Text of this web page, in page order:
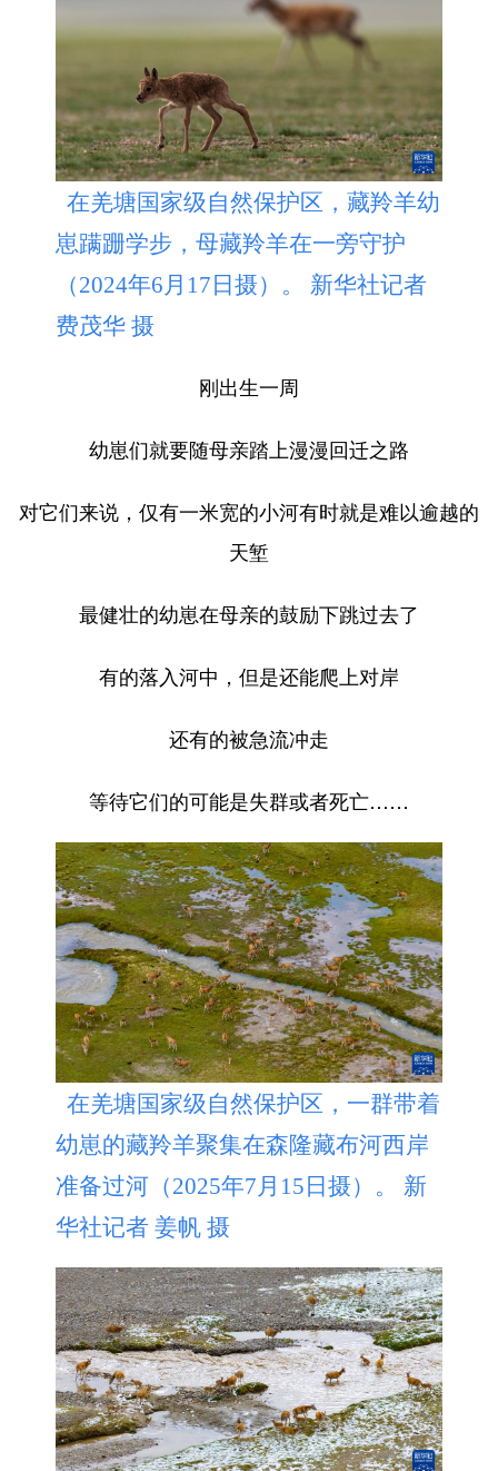
在羌塘国家级自然保护区，藏羚羊幼
崽蹒跚学步，母藏羚羊在一旁守护
（2024年6月17日摄）。 新华社记者
费茂华 摄
刚出生一周
幼崽们就要随母亲踏上漫漫回迁之路
对它们来说，仅有一米宽的小河有时就是难以逾越的
天堑
最健壮的幼崽在母亲的鼓励下跳过去了
有的落入河中，但是还能爬上对岸
还有的被急流冲走
等待它们的可能是失群或者死亡……
在羌塘国家级自然保护区，一群带着
幼崽的藏羚羊聚集在森隆藏布河西岸
准备过河（2025年7月15日摄）。 新
华社记者 姜帆 摄